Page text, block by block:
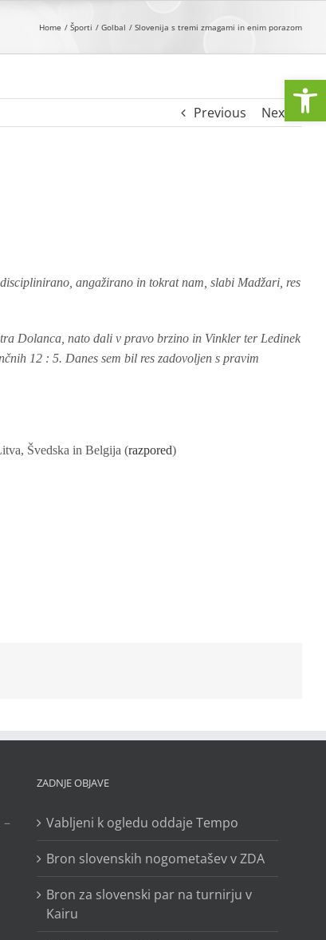
Home Športi Golbal Slovenija s tremi zmagami in enim porazom
Previous Next
angažirano in tokrat nam, slabi Madžari, res
Dolanca, nato dali v pravo brzino in Vinkler ter Ledinek
12 : 5. Danes sem bil res zadovoljen s pravim
Švedska in Belgija (razpored)
–
ZADNJE OBJAVE
Vabljeni k ogledu oddaje Tempo
Bron slovenskih nogometašev v ZDA
Bron za slovenski par na turnirju v
Kairu